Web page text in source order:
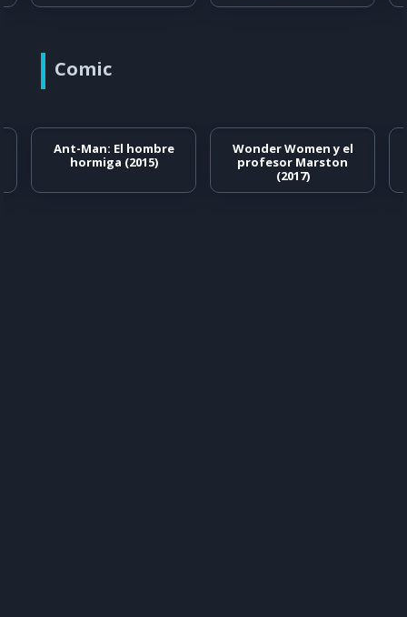
Comic
Ant-Man: El hombre
hormiga (2015)
Wonder Women y el
profesor Marston
(2017)